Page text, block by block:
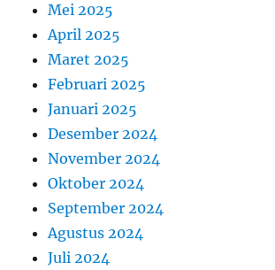
Mei 2025
April 2025
Maret 2025
Februari 2025
Januari 2025
Desember 2024
November 2024
Oktober 2024
September 2024
Agustus 2024
Juli 2024